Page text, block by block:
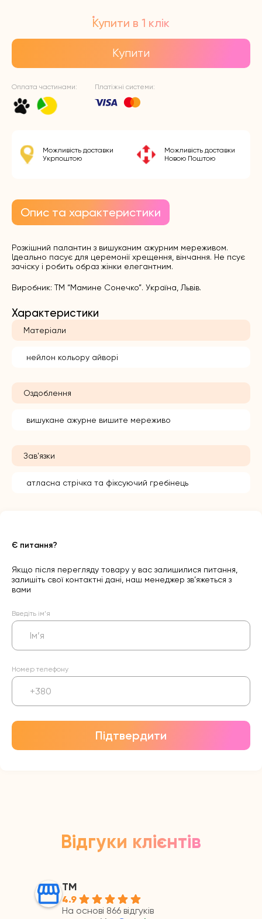
Купити в 1 клік
Купити
Оплата частинами: Платіжні системи:
Можливість доставки
Укрпоштою
Можливість доставки
Новою Поштою
Опис та характеристики
Розкішний палантин з вишуканим ажурним мереживом.
Ідеально пасує для церемонії хрещення, вінчання. Не псує
зачіску і робить образ жінки елегантним.
Виробник: ТМ “Мамине Сонечко”. Україна, Львів.
Характеристики
Матеріали
нейлон кольору айворі
Оздоблення
вишукане ажурне вишите мереживо
Зав'язки
атласна стрічка та фіксуючий гребінець
Є питання?
Якщо після перегляду товару у вас залишилися питання,
залишіть свої контактні дані, наш менеджер зв’яжеться з
вами
Введіть ім’я
Номер телефону
Підтвердити
Відгуки клієнтів
ТМ
4.9
На основі 866 відгуків